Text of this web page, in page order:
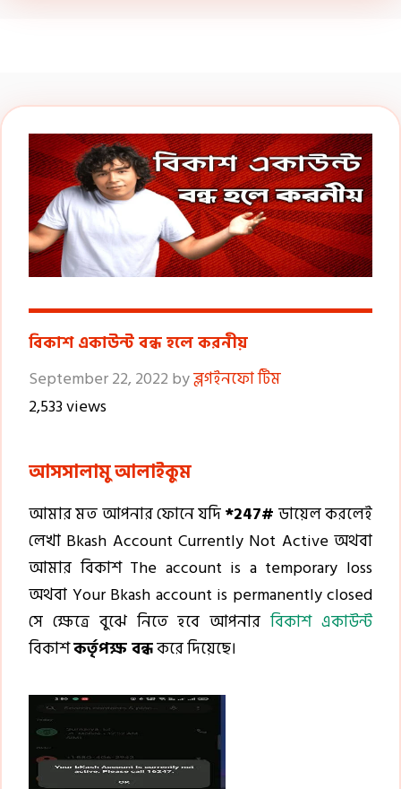
বিকাশ একাউন্ট বন্ধ হলে করনীয়
September 22, 2022 byব্লগইনফো টিম
2,533 views
আসসালামু আলাইকুম
আমার মত আপনার ফোনে যদি*247# ডায়েল করলেই
লেখা Bkash Account Currently Not Active অথবা
আমার বিকাশ The account is a temporary loss
অথবা Your Bkash account is permanently closed
সে ক্ষেত্রে বুঝে নিতে হবে আপনারবিকাশ একাউন্ট
বিকাশকর্তৃপক্ষ বন্ধকরে দিয়েছে।